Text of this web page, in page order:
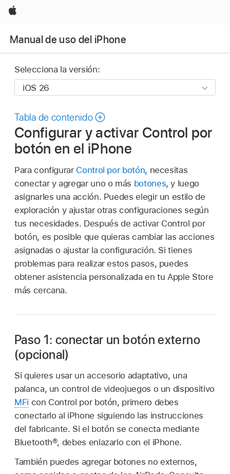
Apple
Manual de uso del iPhone
Selecciona la versión:
Tabla de contenido
Configurar y activar Control por
botón en el iPhone
Para configurar Control por botón, necesitas
conectar y agregar uno o más botones, y luego
asignarles una acción. Puedes elegir un estilo de
exploración y ajustar otras configuraciones según
tus necesidades. Después de activar Control por
botón, es posible que quieras cambiar las acciones
asignadas o ajustar la configuración. Si tienes
problemas para realizar estos pasos, puedes
obtener asistencia personalizada en tu Apple Store
más cercana.
Paso 1: conectar un botón externo
(opcional)
Si quieres usar un accesorio adaptativo, una
palanca, un control de videojuegos o un dispositivo
MFi con Control por botón, primero debes
conectarlo al iPhone siguiendo las instrucciones
del fabricante. Si el botón se conecta mediante
Bluetooth®, debes enlazarlo con el iPhone.
También puedes agregar botones no externos,